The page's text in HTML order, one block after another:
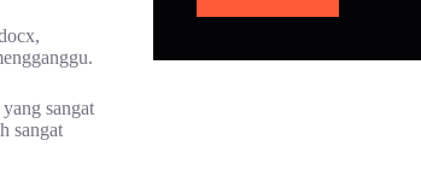
sangat
sangat